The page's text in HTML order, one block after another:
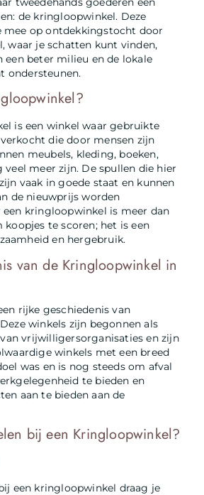
de kringloopwinkel. Deze
mee op ontdekkingstocht door
waar je schatten kunt vinden,
een beter milieu en de lokale
ondersteunen.
is een winkel waar gebruikte
die door mensen zijn
meubels, kleding, boeken,
veel meer zijn. De spullen die hier
vaak in goede staat en kunnen
de nieuwprijs worden
een kringloopwinkel is meer dan
koopjes te scoren; het is een
en hergebruik.
van de Kringloopwinkel in
rijke geschiedenis van
winkels zijn begonnen als
vrijwilligersorganisaties en zijn
winkels met een breed
was en is nog steeds om afval
te bieden en
aan te bieden aan de
bij een Kringloopwinkel?
een kringloopwinkel draag je